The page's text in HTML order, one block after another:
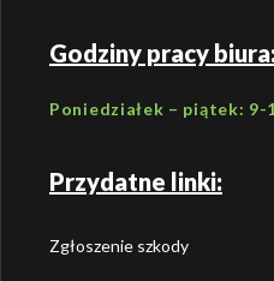
Godziny pracy
Poniedziałek – piątek:
Przydatne linki:
Zgłoszenie szkody